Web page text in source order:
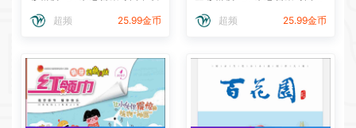
超频 25.99金币
超频
25.99金币